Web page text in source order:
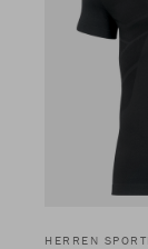
HERREN